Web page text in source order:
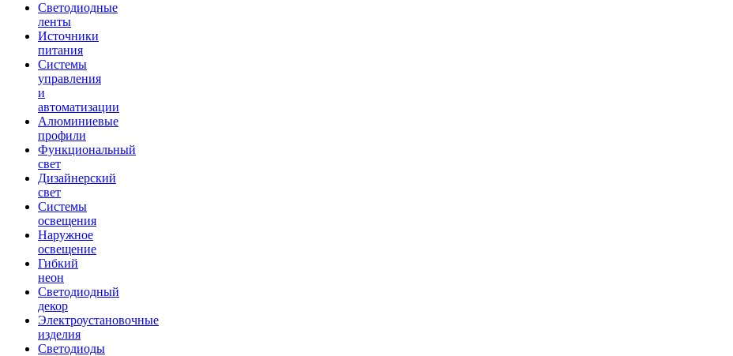
Светодиодные
ленты
Источники
питания
Системы
управления
и
автоматизации
Алюминиевые
профили
Функциональный
свет
Дизайнерский
свет
Системы
освещения
Наружное
освещение
Гибкий
неон
Светодиодный
декор
Электроустановочные
изделия
Светодиоды